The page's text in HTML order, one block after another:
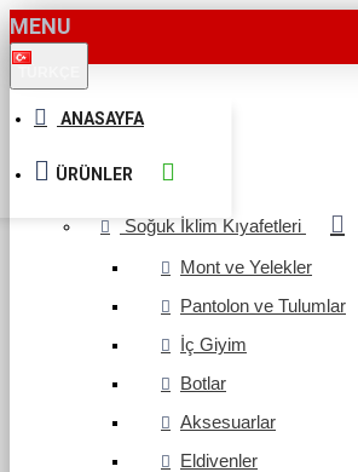
MENU
ANASAYFA
ÜRÜNLER
Soğuk İklim Kıyafetleri
Mont ve Yelekler
Pantolon ve Tulumlar
İç Giyim
Botlar
Aksesuarlar
Eldivenler